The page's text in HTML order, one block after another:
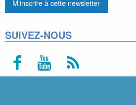
SUIVEZ-NOUS